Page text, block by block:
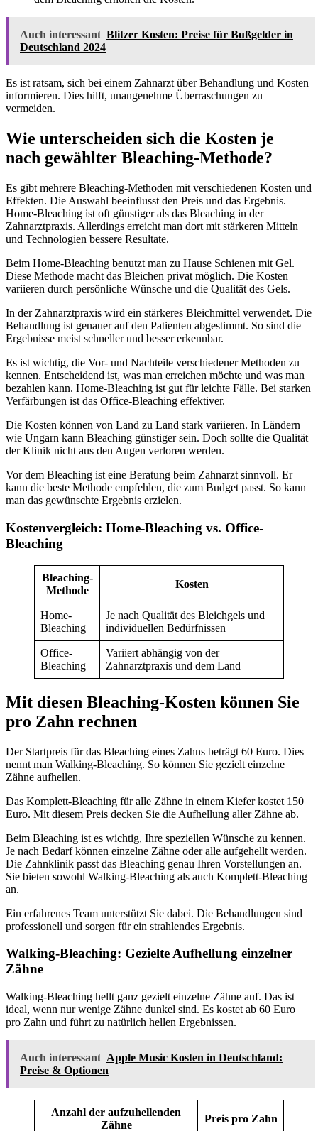
Auch interessant Blitzer Kosten: Preise für Bußgelder in
Deutschland 2024
Es ist ratsam, sich bei einem Zahnarzt über Behandlung und Kosten
informieren. Dies hilft, unangenehme Überraschungen zu
vermeiden.
Wie unterscheiden sich die Kosten je
nach gewählter Bleaching-Methode?
Es gibt mehrere Bleaching-Methoden mit verschiedenen Kosten und
Effekten. Die Auswahl beeinflusst den Preis und das Ergebnis.
Home-Bleaching ist oft günstiger als das Bleaching in der
Zahnarztpraxis. Allerdings erreicht man dort mit stärkeren Mitteln
und Technologien bessere Resultate.
Beim Home-Bleaching benutzt man zu Hause Schienen mit Gel.
Diese Methode macht das Bleichen privat möglich. Die Kosten
variieren durch persönliche Wünsche und die Qualität des Gels.
In der Zahnarztpraxis wird ein stärkeres Bleichmittel verwendet. Die
Behandlung ist genauer auf den Patienten abgestimmt. So sind die
Ergebnisse meist schneller und besser erkennbar.
Es ist wichtig, die Vor- und Nachteile verschiedener Methoden zu
kennen. Entscheidend ist, was man erreichen möchte und was man
bezahlen kann. Home-Bleaching ist gut für leichte Fälle. Bei starken
Verfärbungen ist das Office-Bleaching effektiver.
Die Kosten können von Land zu Land stark variieren. In Ländern
wie Ungarn kann Bleaching günstiger sein. Doch sollte die Qualität
der Klinik nicht aus den Augen verloren werden.
Vor dem Bleaching ist eine Beratung beim Zahnarzt sinnvoll. Er
kann die beste Methode empfehlen, die zum Budget passt. So kann
man das gewünschte Ergebnis erzielen.
Kostenvergleich: Home-Bleaching vs. Office-
Bleaching
Bleaching-
Methode
Kosten
Home-
Bleaching
Je nach Qualität des Bleichgels und
individuellen Bedürfnissen
Office-
Bleaching
Variiert abhängig von der
Zahnarztpraxis und dem Land
Mit diesen Bleaching-Kosten können Sie
pro Zahn rechnen
Der Startpreis für das Bleaching eines Zahns beträgt 60 Euro. Dies
nennt man Walking-Bleaching. So können Sie gezielt einzelne
Zähne aufhellen.
Das Komplett-Bleaching für alle Zähne in einem Kiefer kostet 150
Euro. Mit diesem Preis decken Sie die Aufhellung aller Zähne ab.
Beim Bleaching ist es wichtig, Ihre speziellen Wünsche zu kennen.
Je nach Bedarf können einzelne Zähne oder alle aufgehellt werden.
Die Zahnklinik passt das Bleaching genau Ihren Vorstellungen an.
Sie bieten sowohl Walking-Bleaching als auch Komplett-Bleaching
an.
Ein erfahrenes Team unterstützt Sie dabei. Die Behandlungen sind
professionell und sorgen für ein strahlendes Ergebnis.
Walking-Bleaching: Gezielte Aufhellung einzelner
Zähne
Walking-Bleaching hellt ganz gezielt einzelne Zähne auf. Das ist
ideal, wenn nur wenige Zähne dunkel sind. Es kostet ab 60 Euro
pro Zahn und führt zu natürlich hellen Ergebnissen.
Auch interessant Apple Music Kosten in Deutschland:
Preise & Optionen
Anzahl der aufzuhellenden
Zähne
Preis pro Zahn